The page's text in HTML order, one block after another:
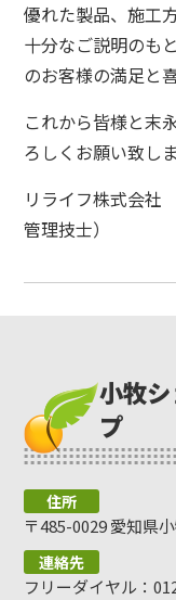
優れた製品、施工
十分なご説明のも
のお客様の満足と
これから皆様と末
ろしくお願い致しま
リライフ株式会
管理技士）
小牧
プ
住所
〒485-0029 愛知県
連絡先
フリーダイヤル：